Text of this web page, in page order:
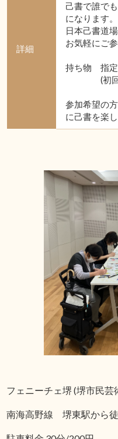
詳細
己書で誰で
になります。
日本己書道
お気軽にご
持ち物 指定
(初回貸
参加希望の
に己書を楽
フェニーチェ堺 (堺市民芸
南海高野線 堺東駅から